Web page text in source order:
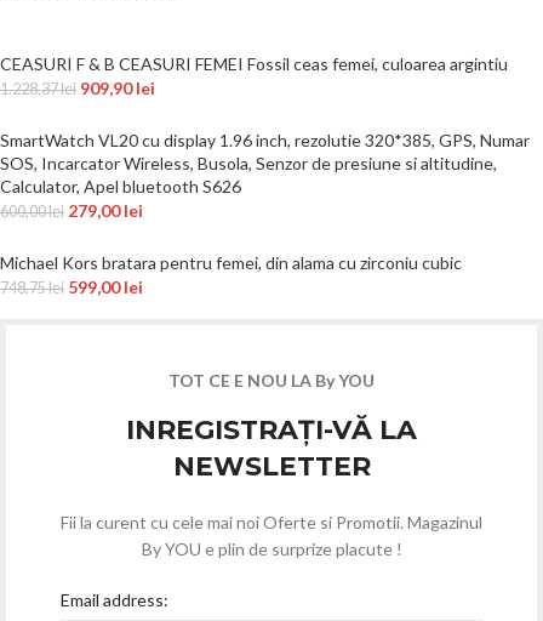
CEASURI F & B CEASURI FEMEI Fossil ceas femei, culoarea argintiu
1.228,37lei 909,90lei
SmartWatch VL20 cu display 1.96 inch, rezolutie 320*385, GPS, Numar
SOS, Incarcator Wireless, Busola, Senzor de presiune si altitudine,
Calculator, Apel bluetooth S626
600,00lei 279,00lei
Michael Kors bratara pentru femei, din alama cu zirconiu cubic
748,75lei 599,00lei
TOT CE E NOU LA By YOU
INREGISTRAȚI-VĂ LA
NEWSLETTER
Fii la curent cu cele mai noi Oferte si Promotii. Magazinul
By YOU e plin de surprize placute !
Email address: